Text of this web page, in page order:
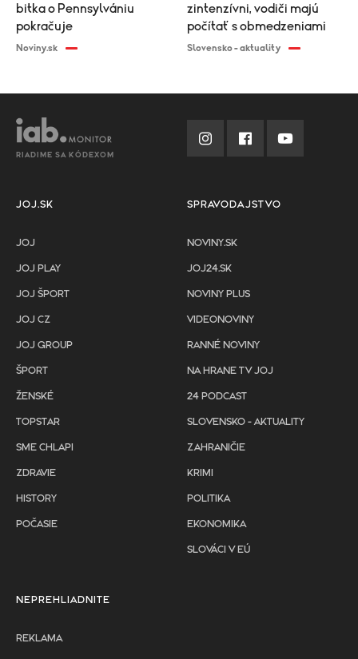
bitka o Pennsylvániu
pokračuje
Noviny.sk
zintenzívni, vodiči majú
počítať s obmedzeniami
Slovensko - aktuality
RIADIME SA KÓDEXOM
JOJ.SK
JOJ
JOJ PLAY
JOJ ŠPORT
JOJ CZ
JOJ GROUP
ŠPORT
ŽENSKÉ
TOPSTAR
SME CHLAPI
ZDRAVIE
HISTORY
POČASIE
SPRAVODAJSTVO
NOVINY.SK
JOJ24.SK
NOVINY PLUS
VIDEONOVINY
RANNÉ NOVINY
NA HRANE TV JOJ
24 PODCAST
SLOVENSKO - AKTUALITY
ZAHRANIČIE
KRIMI
POLITIKA
EKONOMIKA
SLOVÁCI V EÚ
NEPREHLIADNITE
REKLAMA